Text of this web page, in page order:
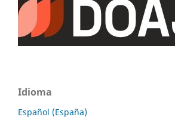
Idioma
Español (España)